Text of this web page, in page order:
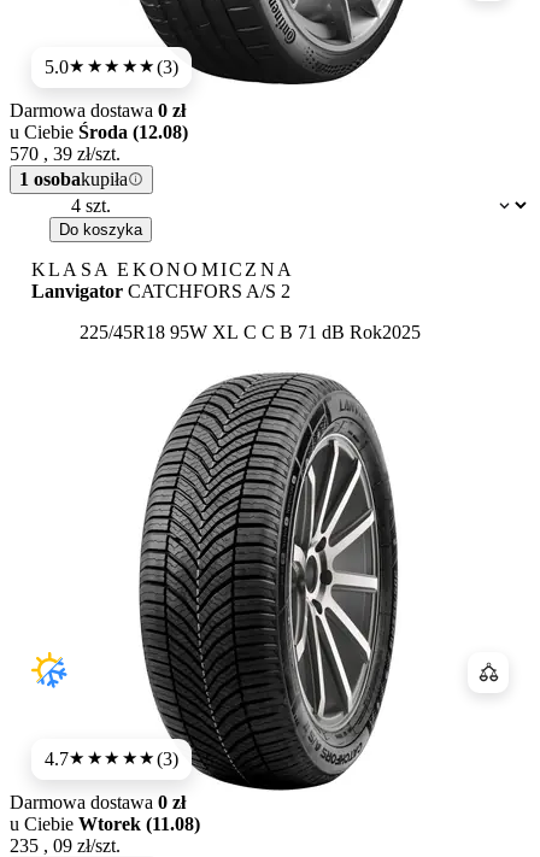
5.0★★★★★(3)
Dostępność:
Darmowa dostawa 0 zł
u Ciebie Środa (12.08)
570 , 39 zł/szt.
1 osobakupiła
Do koszyka
KLASA EKONOMICZNA
Lanvigator CATCHFORS A/S 2
225/45R18 95W XL Etykieta:
C C B 71 dB Rok2025
4.7★★★★★(3)
Darmowa dostawa 0 zł
u Ciebie Wtorek (11.08)
235 , 09 zł/szt.